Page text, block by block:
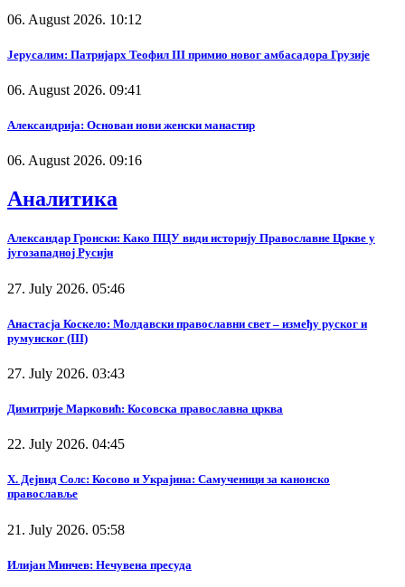
06. August 2026. 10:12
Јерусалим: Патријарх Теофил III примио новог амбасадора Грузије
06. August 2026. 09:41
Александрија: Основан нови женски манастир
06. August 2026. 09:16
Аналитика
Александар Гронски: Како ПЦУ види историју Православне Цркве у
југозападној Русији
27. July 2026. 05:46
Анастасја Коскело: Молдавски православни свет – између руског и
румунског (III)
27. July 2026. 03:43
Димитрије Марковић: Косовска православна црква
22. July 2026. 04:45
Х. Дејвид Солс: Косово и Украјина: Самученици за канонско
православље
21. July 2026. 05:58
Илијан Минчев: Нечувена пресуда